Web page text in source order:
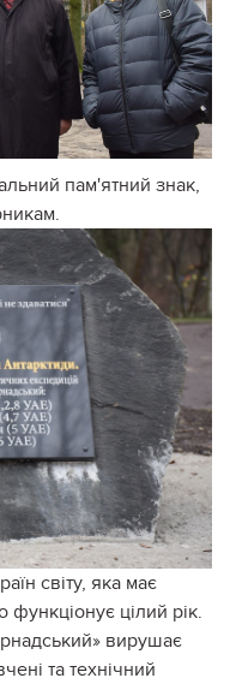
пам'ятний знак,
світу, яка має
функціонує цілий рік.
вирушає
та технічний